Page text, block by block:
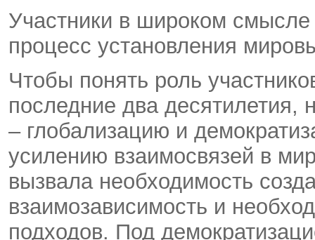
Участники в широком
процесс установления
Чтобы понять роль
последние два десятилетия,
– глобализацию и
усилению взаимосвязей в
вызвала необходимость
взаимозависимость и
подходов. Под